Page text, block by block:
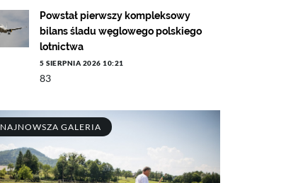
Powstał pierwszy kompleksowy
bilans śladu węglowego polskiego
lotnictwa
5 SIERPNIA 2026 10:21
83
NAJNOWSZA GALERIA